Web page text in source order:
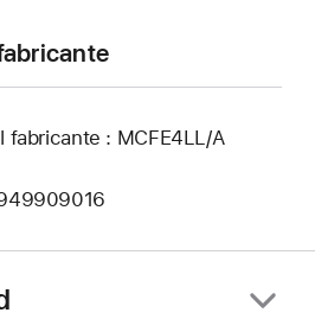
fabricante : MCFE4LL/A